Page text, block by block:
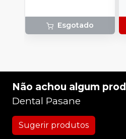
Esgotado
Não achou algum
Dental Pasane
Sugerir produtos